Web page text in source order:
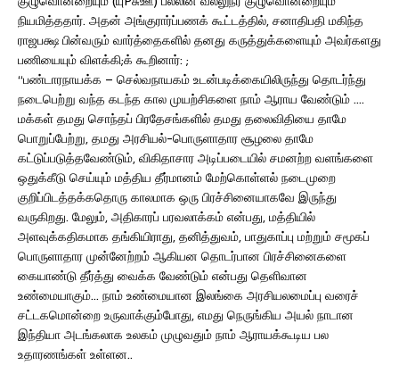
நியமித்ததார். அதன் அங்குரார்ப்பணக் கூட்டத்தில், சனாதிபதி மகிந்த
ராஜபக்ஷ பின்வரும் வார்த்தைகளில் தனது கருத்துக்களையும் அவர்களது
பணியையும் விளக்கி;க் கூறினார்: ;
“பண்டாரநாயக்க – செல்வநாயகம் உடன்படிக்கையிலிருந்து தொடர்ந்து
நடைபெற்று வந்த கடந்த கால முயற்சிகளை நாம் ஆராய வேண்டும் ….
மக்கள் தமது சொந்தப் பிரதேசங்களில் தமது தலைவிதியை தாமே
பொறுப்பேற்று, தமது அரசியல்-பொருளாதார சூழலை தாமே
கட்டுப்படுத்தவேண்டும், விகிதாசார அடிப்படையில் சமனற்ற வளங்களை
ஒதுக்கீடு செய்யும் மத்திய தீர்மானம் மேற்கொள்ளல் நடைமுறை
குறிப்பிடத்தக்கதொரு காலமாக ஒரு பிரச்சினையாகவே இருந்து
வருகிறது. மேலும், அதிகாரப் பரவலாக்கம் என்பது, மத்தியில்
அளவுக்கதிகமாக தங்கியிராது, தனித்துவம், பாதுகாப்பு மற்றும் சமூகப்
பொருளாதார முன்னேற்றம் ஆகியன தொடர்பான பிரச்சினைகளை
கையாண்டு தீர்த்து வைக்க வேண்டும் என்பது தெளிவான
உண்மையாகும்… நாம் உண்மையான இலங்கை அரசியலமைப்பு வரைச்
சட்டகமொன்றை உருவாக்கும்போது, எமது நெருங்கிய அயல் நாடான
இந்தியா அடங்கலாக உலகம் முழுவதும் நாம் ஆராயக்கூடிய பல
உதாரணங்கள் உள்ளன..